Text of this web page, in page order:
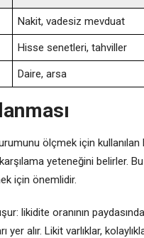
Nakit, vadesiz mevduat
Hisse senetleri, tahviller
Daire, arsa
ölçmek için kullanılan
karşılama yeteneğini belirler.
için önemlidir.
likidite oranının
yer alır. Likit varlıklar,